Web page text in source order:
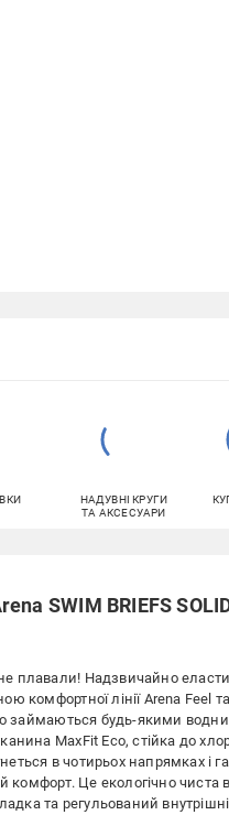
НАДУВНІ КРУГИ
ТА АКСЕСУАРИ
SWIM BRIEFS
плавали! Надзвичайно
комфортної лінії Arena Feel
займаються будь-якими
MaxFit Eco, стійка до
в чотирьох напрямках і
комфорт. Це екологічно чиста
та регульований